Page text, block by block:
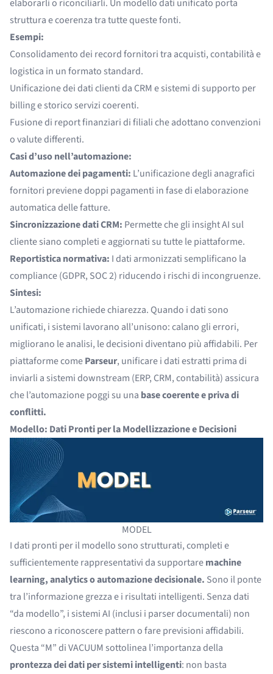
elaborarli o riconciliarli. Un modello dati unificato porta
struttura e coerenza tra tutte queste fonti.
Esempi:
Consolidamento dei record fornitori tra acquisti, contabilità e
logistica in un formato standard.
Unificazione dei dati clienti da CRM e sistemi di supporto per
billing e storico servizi coerenti.
Fusione di report finanziari di filiali che adottano convenzioni
o valute differenti.
Casi d’uso nell’automazione:
Automazione dei pagamenti: L’unificazione degli anagrafici
fornitori previene doppi pagamenti in fase di elaborazione
automatica delle fatture.
Sincronizzazione dati CRM: Permette che gli insight AI sul
cliente siano completi e aggiornati su tutte le piattaforme.
Reportistica normativa: I dati armonizzati semplificano la
compliance (GDPR, SOC 2) riducendo i rischi di incongruenze.
Sintesi:
L’automazione richiede chiarezza. Quando i dati sono
unificati, i sistemi lavorano all’unisono: calano gli errori,
migliorano le analisi, le decisioni diventano più affidabili. Per
piattaforme comeParseur, unificare i dati estratti prima di
inviarli a sistemi downstream (ERP, CRM, contabilità) assicura
che l’automazione poggi su una base coerente e priva di
conflitti.
Modello: Dati Pronti per la Modellizzazione e Decisioni
MODEL
I dati pronti per il modello sono strutturati, completi e
sufficientemente rappresentativi da supportaremachine
learning, analytics o automazione decisionale. Sono il ponte
tra l’informazione grezza e i risultati intelligenti. Senza dati
“da modello”, i sistemi AI (inclusi i parser documentali) non
riescono a riconoscere pattern o fare previsioni affidabili.
Questa “M” di VACUUM sottolinea l’importanza della
prontezza dei dati per sistemi intelligenti: non basta